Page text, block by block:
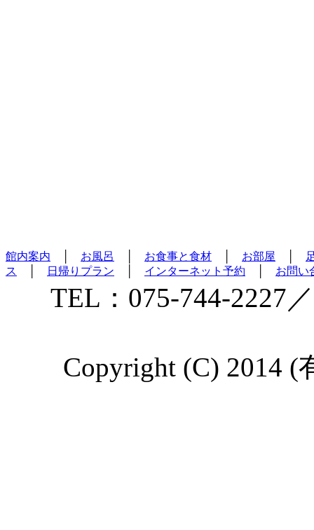
館内案内 お風呂 お食事と食材 お部屋
ス
日帰りプラン インターネット予約 お問い
TEL：075-744-2227
Copyright (C) 2014 (